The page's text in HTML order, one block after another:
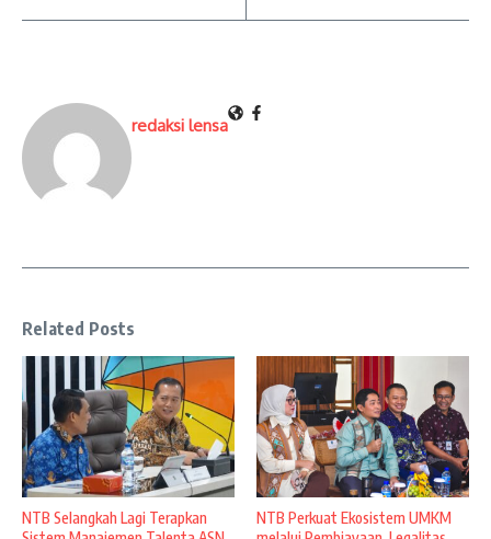
redaksi lensa
Related Posts
NTB Selangkah Lagi Terapkan
NTB Perkuat Ekosistem UMKM